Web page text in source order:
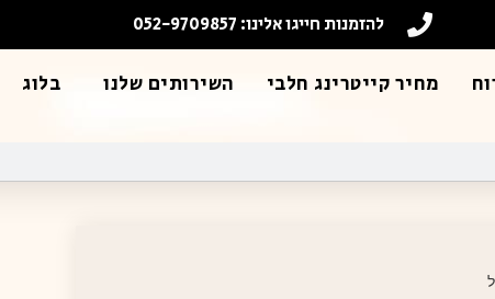
להזמנות חייגו אלינו: 052-9709857
מחיר קייטרינג חלבי השירותים שלנו בלוג